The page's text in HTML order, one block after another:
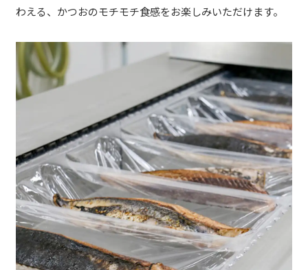
わえる、かつおのモチモチ食感をお楽しみいただけます。